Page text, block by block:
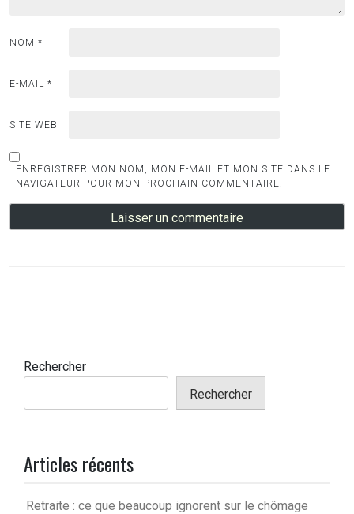
NOM *
E-MAIL *
SITE WEB
ENREGISTRER MON NOM, MON E-MAIL ET MON SITE DANS LE
NAVIGATEUR POUR MON PROCHAIN COMMENTAIRE.
Rechercher
Rechercher
Articles récents
Retraite : ce que beaucoup ignorent sur le chômage